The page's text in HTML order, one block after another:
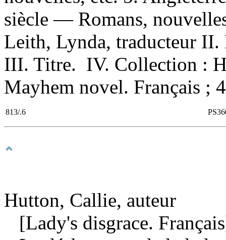
siècle — Romans,
Leith, Lynda, traducteur
III. Titre. IV. Collection :
Mayhem novel. Français ;
813/.6
Hutton, Callie, auteur
[Lady's disgrace.